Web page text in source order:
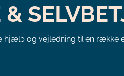
&
hjælp og vejledning til en række